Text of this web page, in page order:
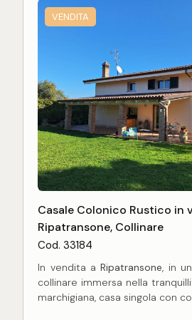
VENDITA
Casale Colonico Rustico in
Ripatransone, Collinare
Cod. 33184
In vendita aRipatransone, in
collinare immersa nella
marchigiana, casa singola con